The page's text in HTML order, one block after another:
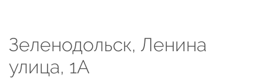
Зеленодольск, Ленина
улица, 1А